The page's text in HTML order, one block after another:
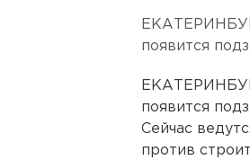
появится
появится
Сейчас
против